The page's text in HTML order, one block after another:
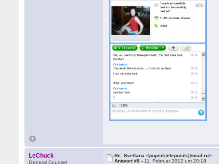
LeChuck
General Counsel
Re: Svetlana <pupsiktelepusik@mail.ru>
Antwort #8 - 11. Februar 2012 um 20:18